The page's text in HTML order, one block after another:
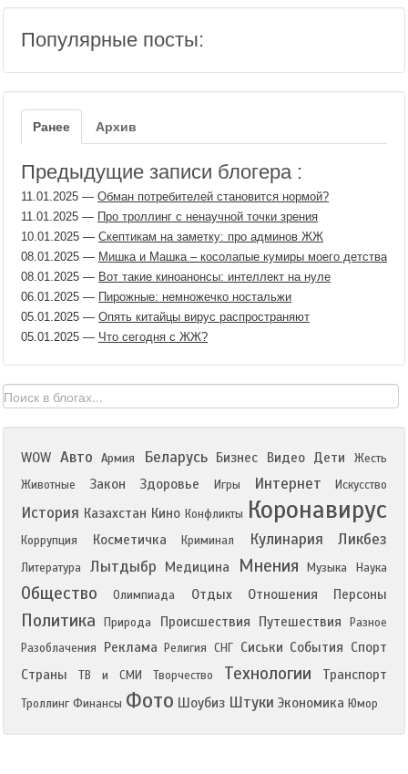
Популярные посты:
Ранее Архив
Предыдущие записи блогера :
11.01.2025 — Обман потребителей становится нормой?
11.01.2025 — Про троллинг с ненаучной точки зрения
10.01.2025 — Скептикам на заметку: про админов ЖЖ
08.01.2025 — Мишка и Машка – косолапые кумиры моего детства
08.01.2025 — Вот такие киноанонсы: интеллект на нуле
06.01.2025 — Пирожные: немножечко ностальжи
05.01.2025 — Опять китайцы вирус распространяют
05.01.2025 — Что сегодня с ЖЖ?
WOW Авто Армия Беларусь Бизнес Видео Дети
Жесть
Животные
Закон Здоровье Игры Интернет Искусство
История Казахстан Кино Конфликты Коронавирус
Коррупция Косметичка Криминал Кулинария Ликбез
Литература Лытдыбр Медицина Мнения Музыка Наука
Общество Олимпиада Отдых Отношения Персоны
Политика Природа Происшествия Путешествия
Разное
Разоблачения
Реклама Религия СНГ Сиськи События Спорт
Страны
ТВ и СМИ Творчество Технологии Транспорт
Троллинг Финансы Фото Шоубиз Штуки Экономика Юмор